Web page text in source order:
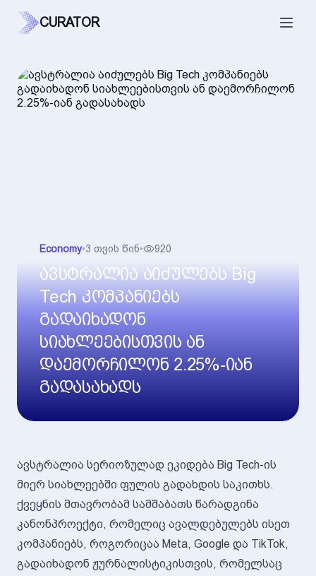
CURATOR
Economy•3 თვის წინ• 920
ავსტრალია აიძულებს Big
Tech კომპანიებს
გადაიხადონ
სიახლეებისთვის ან
დაემორჩილონ 2.25%-იან
გადასახადს
ავსტრალია სერიოზულად ეკიდება Big Tech-ის
მიერ სიახლეებში ფულის გადახდის საკითხს.
ქვეყნის მთავრობამ სამშაბათს წარადგინა
კანონპროექტი, რომელიც ავალდებულებს ისეთ
კომპანიებს, როგორიცაა Meta, Google და TikTok,
გადაიხადონ ჟურნალისტიკისთვის, რომელსაც